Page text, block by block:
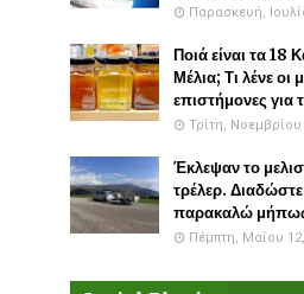
Παρασκευή,
Ποιά είναι τα 18
Μέλια; Τι λένε οι
επιστήμονες για
Τρίτη, Νοεμβρίου
Έκλεψαν το
τρέλερ.
παρακαλώ μήπως
Πέμπτη, Μαΐου